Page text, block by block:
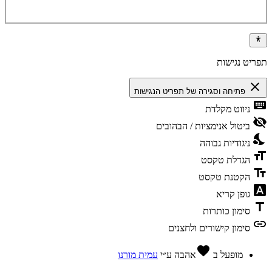
תפריט נגישות
close פתיחה וסגירה של תפריט הנגישות
keyboard ניווט מקלדת
visibility_off ביטול אנימציות / הבהובים
nights_stay ניגודיות גבוהה
format_size הגדלת טקסט
text_fields הקטנת טקסט
font_download גופן קריא
title סימון כותרות
link סימון קישורים ולחצנים
מופעל ב favoriteאהבה ע״י עמית מורנו